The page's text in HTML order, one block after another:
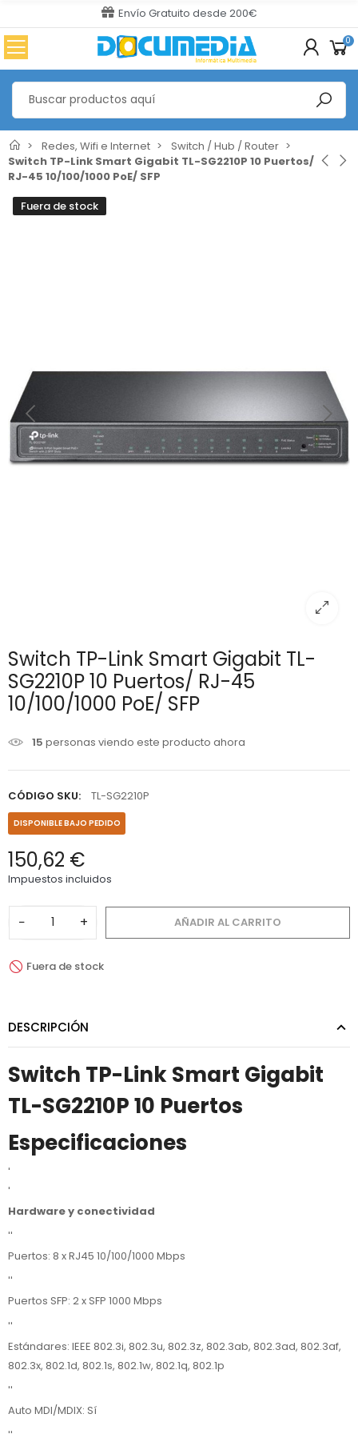
Envío Gratuito desde 200€
0
Redes, Wifi e Internet
Switch / Hub / Router
Switch TP-Link Smart Gigabit TL-SG2210P 10 Puertos/
RJ-45 10/100/1000 PoE/ SFP
Fuera de stock
Switch TP-Link Smart Gigabit TL-
SG2210P 10 Puertos/ RJ-45
10/100/1000 PoE/ SFP
15 personas viendo este producto ahora
CÓDIGO SKU: TL-SG2210P
DISPONIBLE BAJO PEDIDO
150,62 €
Impuestos incluidos
− + AÑADIR AL CARRITO
Fuera de stock
DESCRIPCIÓN
Switch TP-Link Smart Gigabit
TL-SG2210P 10 Puertos
Especificaciones
'
'
Hardware y conectividad
''
Puertos: 8 x RJ45 10/100/1000 Mbps
''
Puertos SFP: 2 x SFP 1000 Mbps
''
Estándares: IEEE 802.3i, 802.3u, 802.3z, 802.3ab, 802.3ad, 802.3af,
802.3x, 802.1d, 802.1s, 802.1w, 802.1q, 802.1p
''
Auto MDI/MDIX: Sí